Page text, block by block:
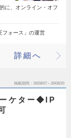
に、オンライン・オフ
フォース」の運営
詳細へ
掲載期間 26/08/07～26/08/20
ケター◆IP